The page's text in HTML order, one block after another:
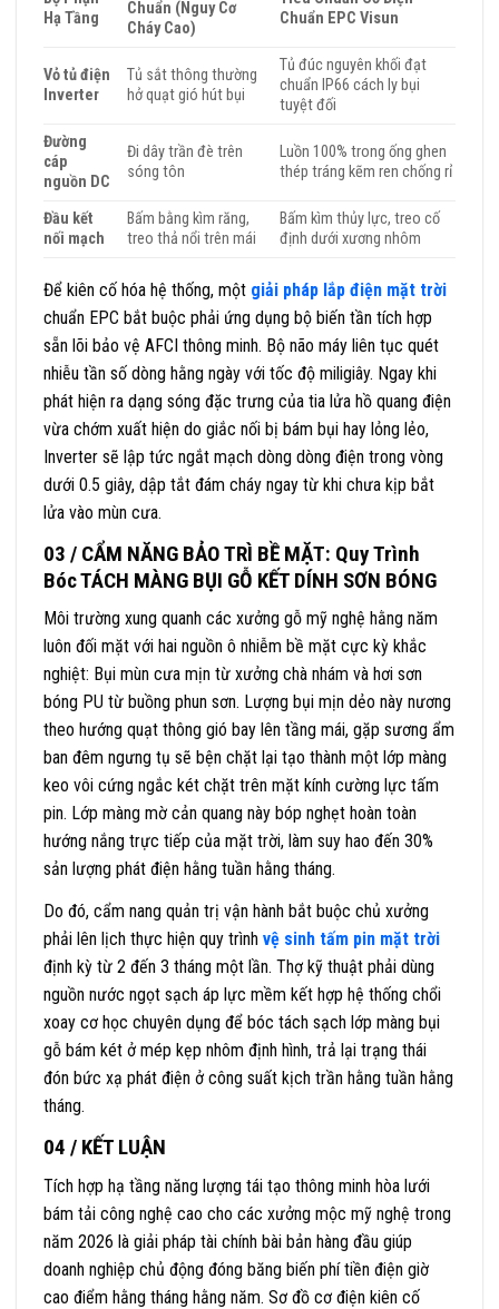
Hạ Tầng
Chuẩn (Nguy Cơ
Cháy Cao)
Chuẩn EPC Visun
Vỏ tủ điện
Inverter
Tủ sắt thông thường
hở quạt gió hút bụi
Tủ đúc nguyên khối đạt
chuẩn IP66 cách ly bụi
tuyệt đối
Đường
cáp
nguồn DC
Đi dây trần đè trên
sóng tôn
Luồn 100% trong ống ghen
thép tráng kẽm ren chống rỉ
Đầu kết
nối mạch
Bấm bằng kìm răng,
treo thả nổi trên mái
Bấm kìm thủy lực, treo cố
định dưới xương nhôm
Để kiên cố hóa hệ thống, một giải pháp lắp điện mặt trời
chuẩn EPC bắt buộc phải ứng dụng bộ biến tần tích hợp
sẵn lõi bảo vệ AFCI thông minh. Bộ não máy liên tục quét
nhiễu tần số dòng hằng ngày với tốc độ miligiây. Ngay khi
phát hiện ra dạng sóng đặc trưng của tia lửa hồ quang điện
vừa chớm xuất hiện do giắc nối bị bám bụi hay lỏng lẻo,
Inverter sẽ lập tức ngắt mạch dòng dòng điện trong vòng
dưới 0.5 giây, dập tắt đám cháy ngay từ khi chưa kịp bắt
lửa vào mùn cưa.
03 / CẨM NĂNG BẢO TRÌ BỀ MẶT: Quy Trình
Bóc TÁCH MÀNG BỤI GỖ KẾT DÍNH SƠN BÓNG
Môi trường xung quanh các xưởng gỗ mỹ nghệ hằng năm
luôn đối mặt với hai nguồn ô nhiễm bề mặt cực kỳ khắc
nghiệt: Bụi mùn cưa mịn từ xưởng chà nhám và hơi sơn
bóng PU từ buồng phun sơn. Lượng bụi mịn dẻo này nương
theo hướng quạt thông gió bay lên tầng mái, gặp sương ẩm
ban đêm ngưng tụ sẽ bện chặt lại tạo thành một lớp màng
keo vôi cứng ngắc két chặt trên mặt kính cường lực tấm
pin. Lớp màng mờ cản quang này bóp nghẹt hoàn toàn
hướng nắng trực tiếp của mặt trời, làm suy hao đến 30%
sản lượng phát điện hằng tuần hằng tháng.
Do đó, cẩm nang quản trị vận hành bắt buộc chủ xưởng
phải lên lịch thực hiện quy trình vệ sinh tấm pin mặt trời
định kỳ từ 2 đến 3 tháng một lần. Thợ kỹ thuật phải dùng
nguồn nước ngọt sạch áp lực mềm kết hợp hệ thống chổi
xoay cơ học chuyên dụng để bóc tách sạch lớp màng bụi
gỗ bám két ở mép kẹp nhôm định hình, trả lại trạng thái
đón bức xạ phát điện ở công suất kịch trần hằng tuần hằng
tháng.
04 / KẾT LUẬN
Tích hợp hạ tầng năng lượng tái tạo thông minh hòa lưới
bám tải công nghệ cao cho các xưởng mộc mỹ nghệ trong
năm 2026 là giải pháp tài chính bài bản hàng đầu giúp
doanh nghiệp chủ động đóng băng biến phí tiền điện giờ
cao điểm hằng tháng hằng năm. Sơ đồ cơ điện kiên cố